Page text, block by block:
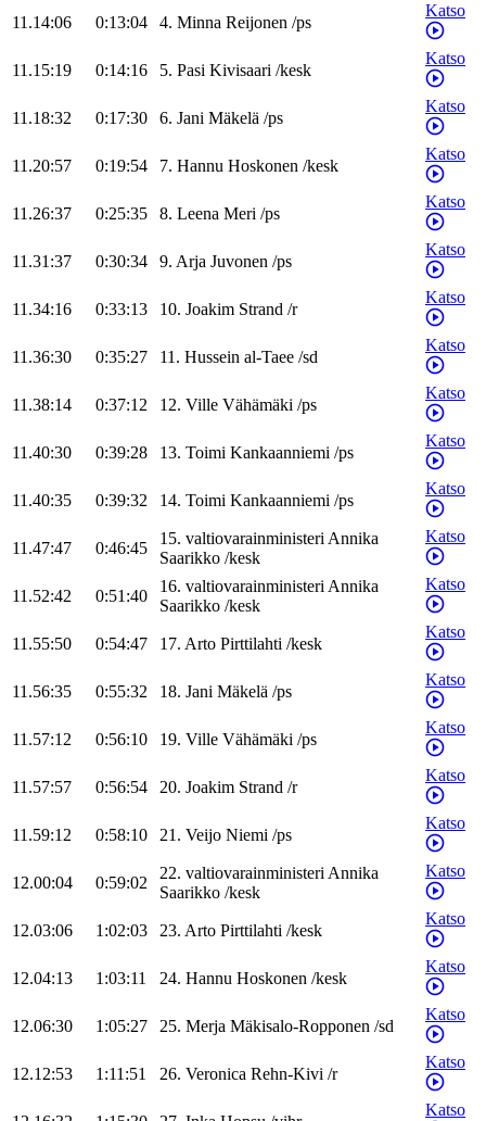
11.14:06 0:13:04 4. Minna Reijonen /ps
Katso
11.15:19 0:14:16 5. Pasi Kivisaari /kesk
Katso
11.18:32 0:17:30 6. Jani Mäkelä /ps
Katso
11.20:57 0:19:54 7. Hannu Hoskonen /kesk
Katso
11.26:37 0:25:35 8. Leena Meri /ps
Katso
11.31:37 0:30:34 9. Arja Juvonen /ps
Katso
11.34:16 0:33:13 10. Joakim Strand /r
Katso
11.36:30 0:35:27 11. Hussein al-Taee /sd
Katso
11.38:14 0:37:12 12. Ville Vähämäki /ps
Katso
11.40:30 0:39:28 13. Toimi Kankaanniemi /ps
Katso
11.40:35 0:39:32 14. Toimi Kankaanniemi /ps
Katso
11.47:47 0:46:45
15. valtiovarainministeriAnnika
Saarikko /kesk
Katso
11.52:42 0:51:40
16. valtiovarainministeriAnnika
Saarikko /kesk
Katso
11.55:50 0:54:47 17. Arto Pirttilahti /kesk
Katso
11.56:35 0:55:32 18. Jani Mäkelä /ps
Katso
11.57:12 0:56:10 19. Ville Vähämäki /ps
Katso
11.57:57 0:56:54 20. Joakim Strand /r
Katso
11.59:12 0:58:10 21. Veijo Niemi /ps
Katso
12.00:04 0:59:02
22. valtiovarainministeriAnnika
Saarikko /kesk
Katso
12.03:06 1:02:03 23. Arto Pirttilahti /kesk
Katso
12.04:13 1:03:11 24. Hannu Hoskonen /kesk
Katso
12.06:30 1:05:27 25. Merja Mäkisalo-Ropponen /sd
Katso
12.12:53 1:11:51 26. Veronica Rehn-Kivi /r
Katso
Katso